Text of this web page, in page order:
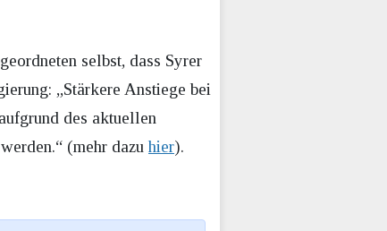
selbst, dass Syrer
„Stärkere Anstiege bei
des aktuellen
(mehr dazuhier).